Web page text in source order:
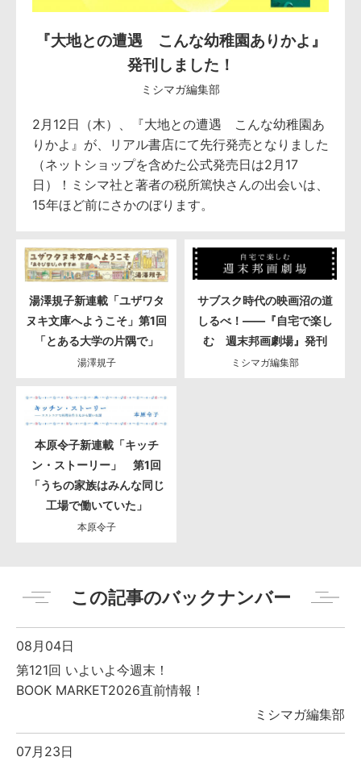
『大地との遭遇 こんな幼稚園ありかよ』
発刊しました！
ミシマガ編集部
2月12日（木）、『大地との遭遇 こんな幼稚園あ
りかよ』が、リアル書店にて先行発売となりました
（ネットショップを含めた公式発売日は2月17
日）！ミシマ社と著者の税所篤快さんの出会いは、
15年ほど前にさかのぼります。
湯澤規子新連載「ユザワタ
ヌキ文庫へようこそ」第1回
「とある大学の片隅で」
湯澤規子
サブスク時代の映画沼の道
しるべ！――『自宅で楽し
む 週末邦画劇場』発刊
ミシマガ編集部
本原令子新連載「キッチ
ン・ストーリー」 第1回
「うちの家族はみんな同じ
工場で働いていた」
本原令子
この記事のバックナンバー
08月04日
第121回 いよいよ今週末！
BOOK MARKET2026直前情報！
ミシマガ編集部
07月23日